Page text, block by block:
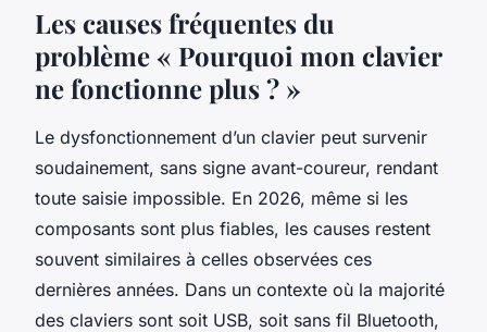
Les causes fréquentes du
problème « Pourquoi mon clavier
ne fonctionne plus ? »
Le dysfonctionnement d’un clavier peut survenir
soudainement, sans signe avant-coureur, rendant
toute saisie impossible. En 2026, même si les
composants sont plus fiables, les causes restent
souvent similaires à celles observées ces
dernières années. Dans un contexte où la majorité
des claviers sont soit USB, soit sans fil Bluetooth,